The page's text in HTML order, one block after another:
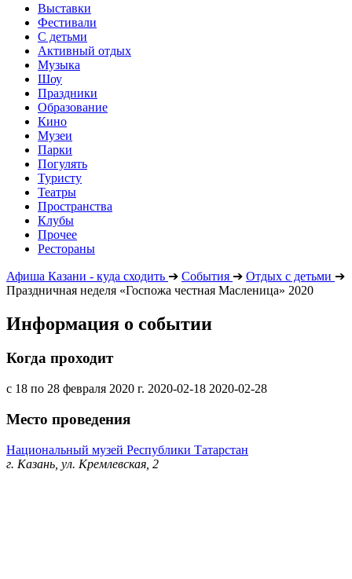
Выставки
Фестивали
С детьми
Активный отдых
Музыка
Шоу
Праздники
Образование
Кино
Музеи
Парки
Погулять
Туристу
Театры
Пространства
Клубы
Прочее
Рестораны
Афиша Казани - куда сходить ➔ События ➔ Отдых с детьми ➔
Праздничная неделя «Госпожа честная Масленица» 2020
Информация о событии
Когда проходит
с 18 по 28 февраля 2020 г. 2020-02-18 2020-02-28
Место проведения
Национальный музей Республики Татарстан
г. Казань, ул. Кремлевская, 2